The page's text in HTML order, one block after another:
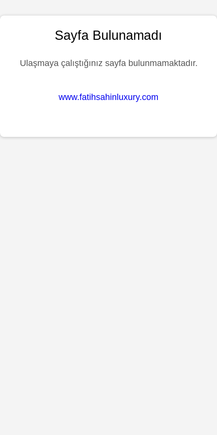
Sayfa Bulunamadı
Ulaşmaya çalıştığınız sayfa bulunmamaktadır.
www.fatihsahinluxury.com